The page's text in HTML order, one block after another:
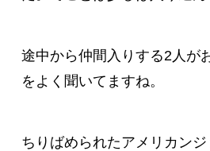
途中から仲間入りする2人が
をよく聞いてますね。
ちりばめられたアメリカン